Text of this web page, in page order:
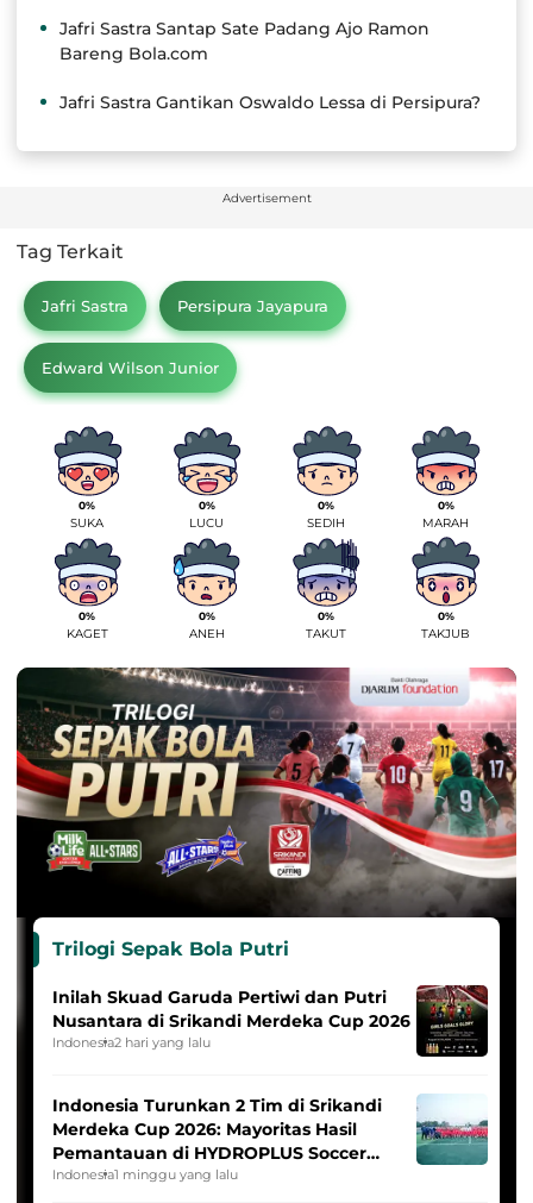
Jafri Sastra Santap Sate Padang Ajo Ramon
Bareng Bola.com
Jafri Sastra Gantikan Oswaldo Lessa di Persipura?
Advertisement
Tag Terkait
Jafri Sastra Persipura Jayapura
Edward Wilson Junior
0%
SUKA
0%
LUCU
0%
SEDIH
0%
MARAH
0%
KAGET
0%
ANEH
0%
TAKUT
0%
TAKJUB
Trilogi Sepak Bola Putri
Inilah Skuad Garuda Pertiwi dan Putri
Nusantara di Srikandi Merdeka Cup 2026
Indonesia2 hari yang lalu
Indonesia Turunkan 2 Tim di Srikandi
Merdeka Cup 2026: Mayoritas Hasil
Pemantauan di HYDROPLUS Soccer
League
Indonesia1 minggu yang lalu